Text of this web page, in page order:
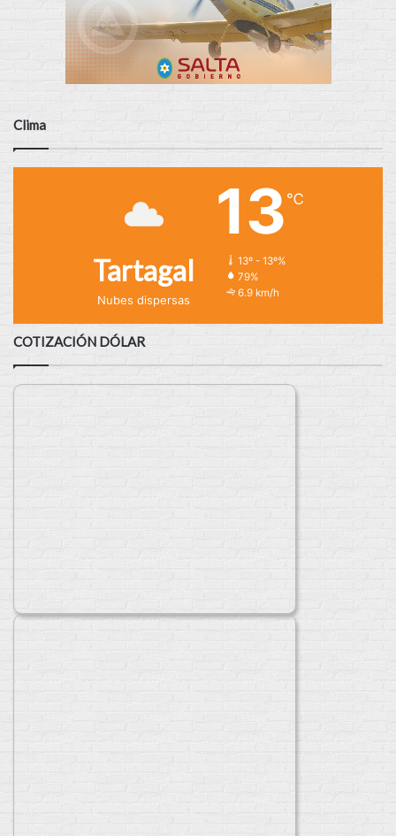
Clima
Tartagal
Nubes dispersas
13 ℃
13º - 13º%
79%
6.9 km/h
COTIZACIÓN DÓLAR